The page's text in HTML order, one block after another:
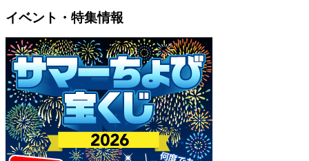
イベント・特集情報